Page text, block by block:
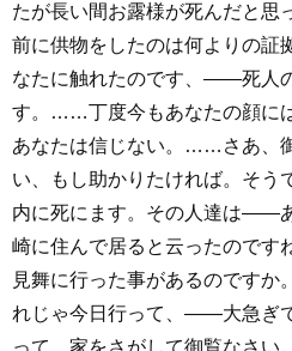
たが長い間お露様が死んだと思
前に供物をしたのは何よりの
なたに触れたのです、――死人
す。……丁度今もあなたの顔に
あなたは信じない。……さあ、
い、もし助かりたければ。そう
内に死にます。その人達は――
崎に住んで居ると云ったのです
見舞に行った事があるのですか
れじゃ今日行って、――大急ぎ